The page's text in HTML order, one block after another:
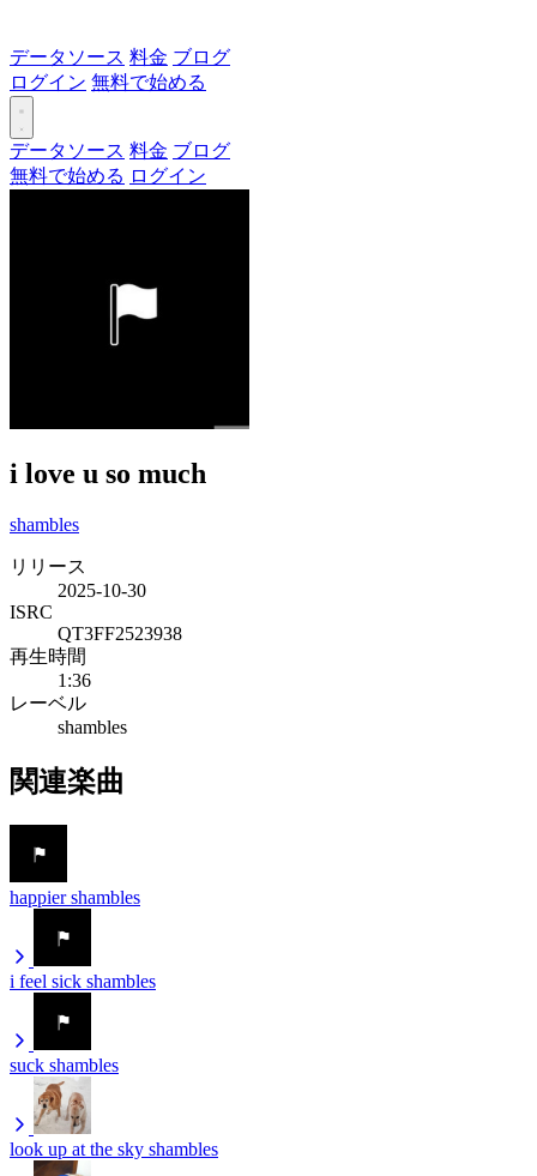
データソース 料金 ブログ
ログイン 無料で始める
データソース 料金 ブログ
無料で始める ログイン
i love u so much
shambles
リリース
2025-10-30
ISRC
QT3FF2523938
再生時間
1:36
レーベル
shambles
関連楽曲
happier shambles
i feel sick shambles
suck shambles
look up at the sky shambles